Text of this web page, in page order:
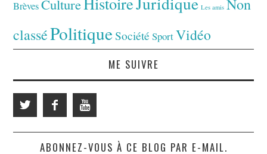
Brèves Culture Les amis Non
classéPolitiqueSociété SportVidéo
ME SUIVRE
ABONNEZ-VOUS À CE BLOG PAR E-MAIL.